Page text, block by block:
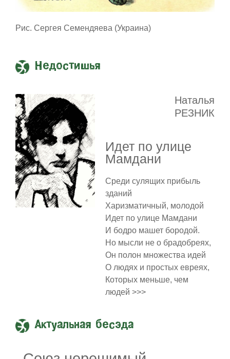
Рис. Сергея Семендяева (Украина)
Недостишья
Наталья
РЕЗНИК
Идет по улице
Мамдани
Среди сулящих прибыль
зданий
Харизматичный, молодой
Идет по улице Мамдани
И бодро машет бородой.
Но мысли не о брадобреях,
Он полон множества идей
О людях и простых евреях,
Которых меньше, чем
людей >>>
Актуальная бесэда